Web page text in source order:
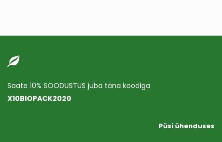
Saate 10% SOODUSTUS juba täna koodiga
X10BIOPACK2020
Püsi ühenduses